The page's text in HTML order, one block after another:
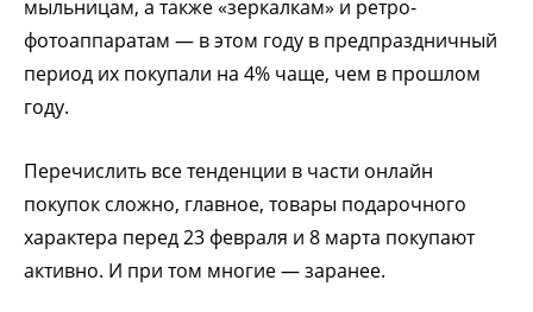
мыльницам, а также «зеркалкам» и ретро-
фотоаппаратам — в этом году в предпраздничный
период их покупали на 4% чаще, чем в прошлом
году.
Перечислить все тенденции в части онлайн
покупок сложно, главное, товары подарочного
характера перед 23 февраля и 8 марта покупают
активно. И при том многие — заранее.